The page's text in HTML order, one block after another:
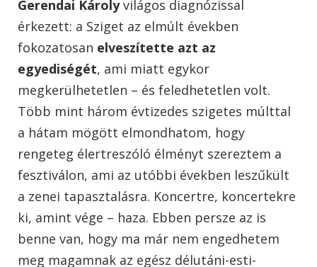
Gerendai Károly világos diagnózissal
érkezett: a Sziget az elmúlt években
fokozatosan elveszítette azt az
egyediségét, ami miatt egykor
megkerülhetetlen – és feledhetetlen volt.
Több mint három évtizedes szigetes múlttal
a hátam mögött elmondhatom, hogy
rengeteg élertreszóló élményt szereztem a
fesztiválon, ami az utóbbi években leszűkült
a zenei tapasztalásra. Koncertre, koncertekre
ki, amint vége – haza. Ebben persze az is
benne van, hogy ma már nem engedhetem
meg magamnak az egész délutáni-esti-